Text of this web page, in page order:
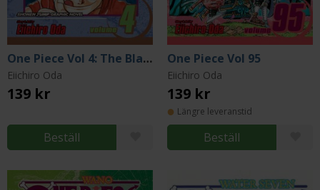
One Piece Vol 4: The Black Cat Pirates
Eiichiro Oda
139 kr
Beställ
One Piece Vol 95
Eiichiro Oda
139 kr
Längre leveranstid
Beställ